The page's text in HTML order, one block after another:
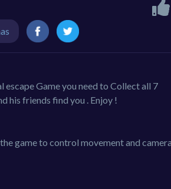
Game you need to Collect all 7
his friends find you . Enjoy !
game to control movement and